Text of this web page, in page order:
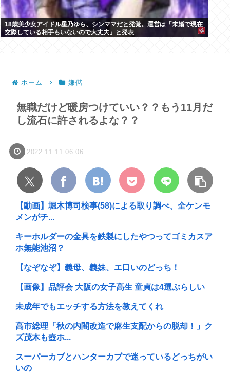
18歳美少女アイドル星乃ゆら、シンママだと発覚。運営は「未婚で現在
交際している相手もいないので大丈夫」と発表
ホーム 嫌儲
無職だけど暖房つけていい？？もう11月だ
し流石に許されるよな？？
2022.11.11 06:06
【動画】堀木博司検事(58)による取り調べ、全ケンモ
メンがチ...
キーホルダーの金具を鉄製にしたやつってゴミカスア
ホ無能池沼？
【なぞなぞ】義母、義妹、エ口いのどっち！
【画像】品評会 大阪の女子高生 童貞は4選ぶらしい
未成年でもエッチする方法を教えてくれ
高市総理「秋の内閣改造で麻生支配からの脱却！」ク
ズ茂木も壺ホ...
スーパーカブとハンターカブで迷っているどっちがい
いの